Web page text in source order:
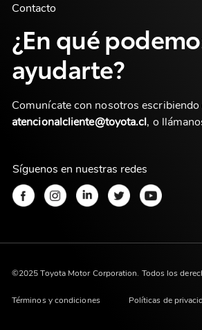
Contacto
¿En qué
ayudarte?
Comunícate con nosotros
atencionalcliente@toyota.cl, o
Síguenos en nuestras redes
©2025 Toyota Motor Corporation. Todos los
Términos y condiciones Políticas de